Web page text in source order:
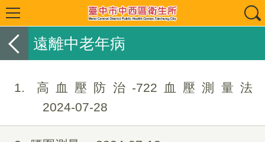
遠離中老年病
1
高血壓防治-722血壓測量法
2024-07-28